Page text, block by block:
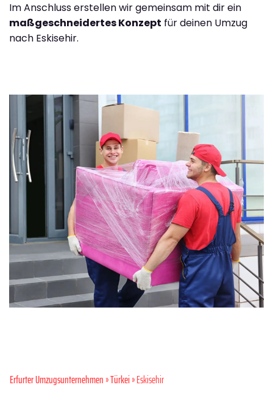
Im Anschluss erstellen wir gemeinsam mit dir ein
maßgeschneidertes Konzept für deinen Umzug
nach Eskisehir.
Erfurter Umzugsunternehmen»Türkei» Eskisehir